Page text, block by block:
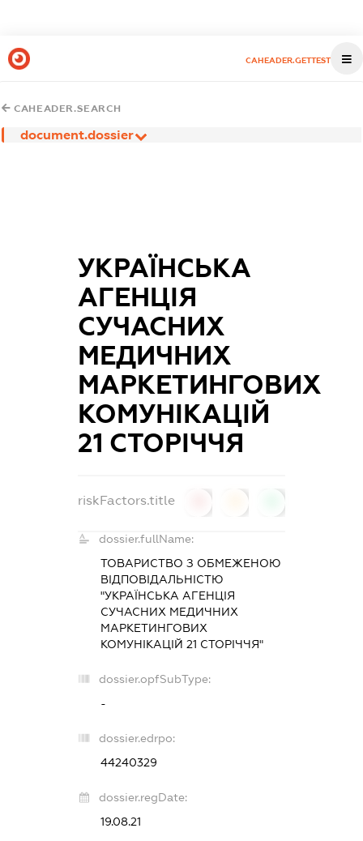
CAHEADER.GETTEST
CAHEADER.SEARCH
document.dossier
УКРАЇНСЬКА
АГЕНЦІЯ
СУЧАСНИХ
МЕДИЧНИХ
МАРКЕТИНГОВИХ
КОМУНІКАЦІЙ
21 СТОРІЧЧЯ
riskFactors.title
dossier.fullName:
ТОВАРИСТВО З ОБМЕЖЕНОЮ
ВІДПОВІДАЛЬНІСТЮ
"УКРАЇНСЬКА АГЕНЦІЯ
СУЧАСНИХ МЕДИЧНИХ
МАРКЕТИНГОВИХ
КОМУНІКАЦІЙ 21 СТОРІЧЧЯ"
dossier.opfSubType:
-
dossier.edrpo:
44240329
dossier.regDate:
19.08.21